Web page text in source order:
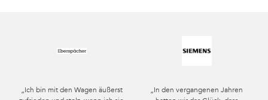
„Ich bin mit den Wagen äußerst
„In den vergangenen Jahren